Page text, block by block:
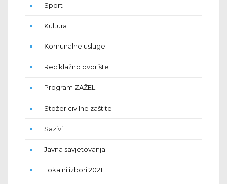
Sport
Kultura
Komunalne usluge
Reciklažno dvorište
Program ZAŽELI
Stožer civilne zaštite
Sazivi
Javna savjetovanja
Lokalni izbori 2021